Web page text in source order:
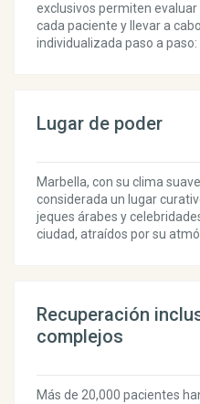
exclusivos permiten
cada paciente y llevar a
individualizada paso a
Lugar de poder
Marbella, con su clima
considerada un lugar
jeques árabes y
ciudad, atraídos por su
Recuperación
complejos
Más de 20,000 pacientes